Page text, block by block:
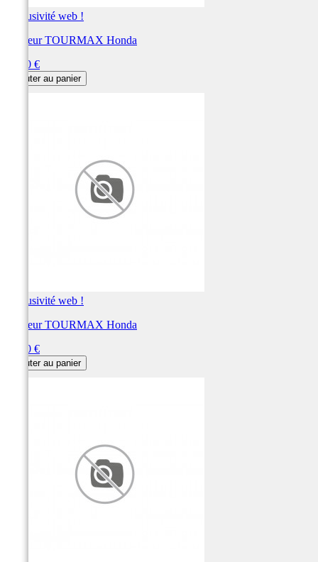
Exclusivité web !
Rupteur TOURMAX Honda
13,20 €
Ajouter au panier
Exclusivité web !
Rupteur TOURMAX Honda
13,20 €
Ajouter au panier